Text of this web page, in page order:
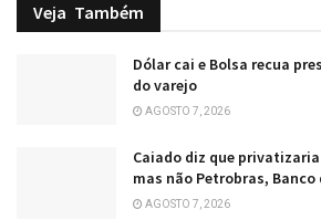
Veja Também
Dólar cai e Bolsa recua
do varejo
AGOSTO 7, 2026
Caiado diz que
mas não Petrobras, Banco
AGOSTO 7, 2026